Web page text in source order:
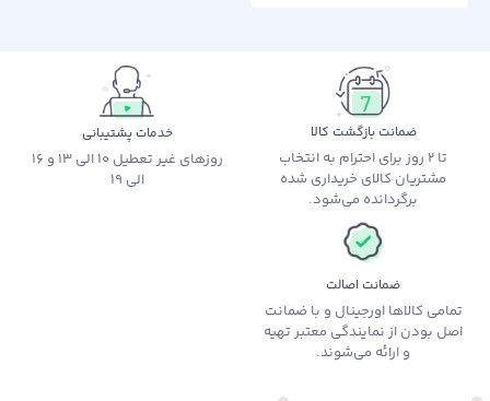
ضمانت بازگشت کالا
تا 2 روز برای احترام به انتخاب
مشتریان کالای خریداری شده
برگردانده می‌شود.
خدمات پشتیبانی
روزهای غیر تعطیل 10 الی 13 و 16
الی 19
ضمانت اصالت
تمامی کالاها اورجینال و با ضمانت
اصل بودن از نمایندگی معتبر تهیه
و ارائه می‌شوند.